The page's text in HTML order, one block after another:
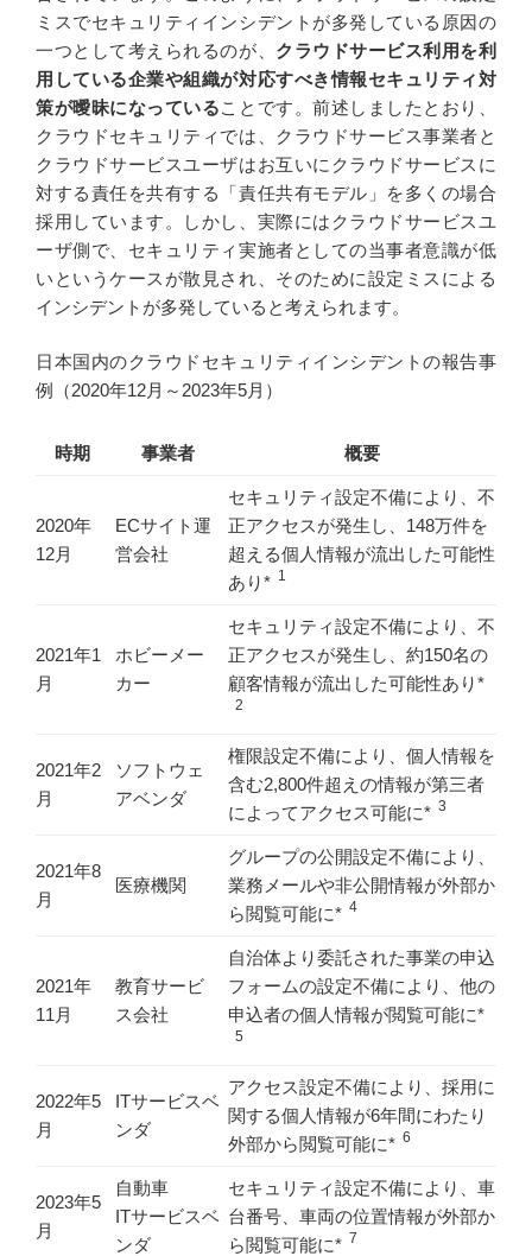
ミスでセキュリティインシデントが多発している原因の
一つとして考えられるのが、 クラウドサービス利用を利
用している企業や組織が対応すべき情報セキュリティ対
策が曖昧になっていることです。前述しましたとおり、
クラウドセキュリティでは、クラウドサービス事業者と
クラウドサービスユーザはお互いにクラウドサービスに
対する責任を共有する「責任共有モデル」を多くの場合
採用しています。しかし、実際にはクラウドサービスユ
ーザ側で、セキュリティ実施者としての当事者意識が低
いというケースが散見され、そのために設定ミスによる
インシデントが多発していると考えられます。
日本国内のクラウドセキュリティインシデントの報告事
例（2020年12月～2023年5月）
時期 事業者 概要
2020年
12月
ECサイト運
営会社
セキュリティ設定不備により、不
正アクセスが発生し、148万件を
超える個人情報が流出した可能性
あり* 1
2021年1
月
ホビーメー
カー
セキュリティ設定不備により、不
正アクセスが発生し、約150名の
顧客情報が流出した可能性あり*
2
2021年2
月
ソフトウェ
アベンダ
権限設定不備により、個人情報を
含む2,800件超えの情報が第三者
によってアクセス可能に* 3
2021年8
月
医療機関
グループの公開設定不備により、
業務メールや非公開情報が外部か
ら閲覧可能に* 4
2021年
11月
教育サービ
ス会社
自治体より委託された事業の申込
フォームの設定不備により、他の
申込者の個人情報が閲覧可能に*
5
2022年5
月
ITサービスベ
ンダ
アクセス設定不備により、採用に
関する個人情報が6年間にわたり
外部から閲覧可能に* 6
2023年5
月
自動車
ITサービスベ
ンダ
セキュリティ設定不備により、車
台番号、車両の位置情報が外部か
ら閲覧可能に* 7